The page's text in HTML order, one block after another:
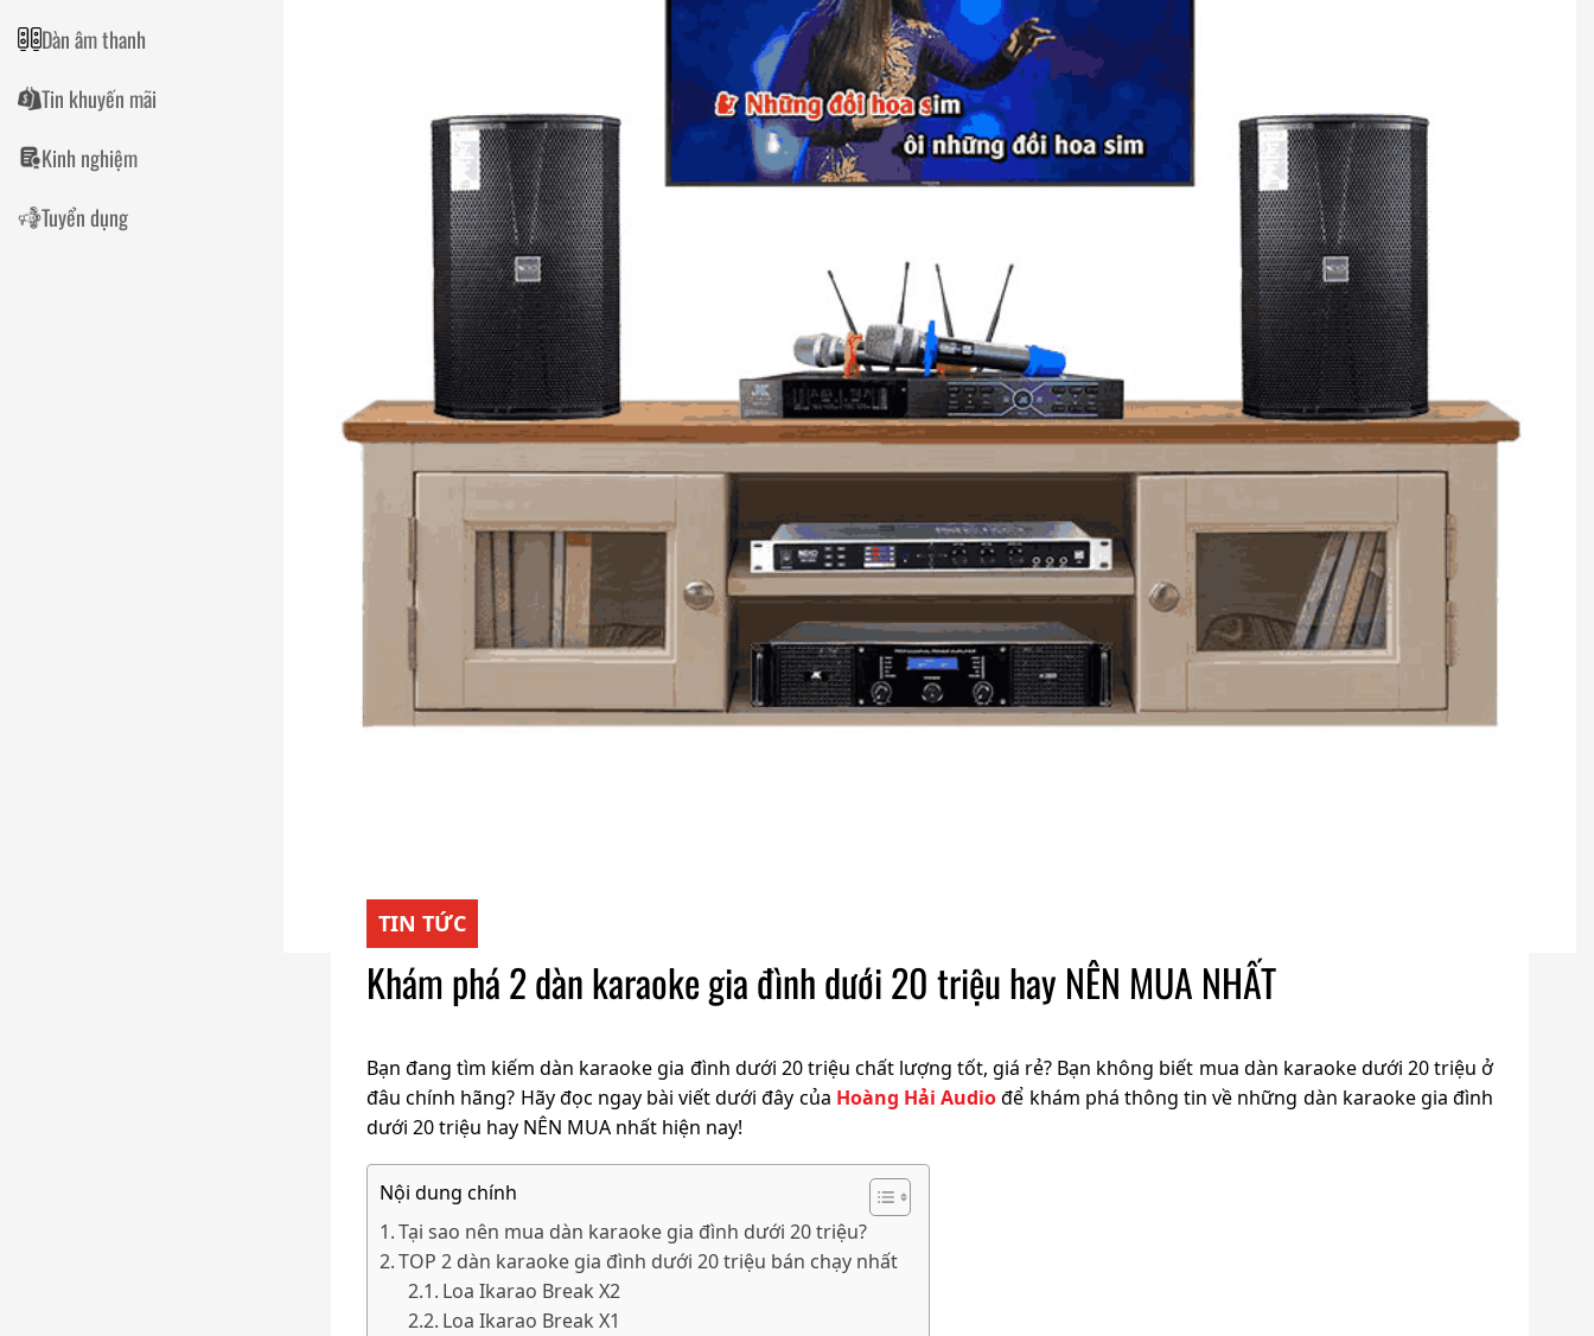
Dàn âm thanh
Tin khuyến mãi
Kinh nghiệm
Tuyển dụng
TIN TỨC
Khám phá 2 dàn karaoke gia đình dưới 20 triệu hay NÊN MUA NHẤT
Bạn đang tìm kiếmdàn karaoke gia đình dưới 20 triệu chất lượng tốt, giá rẻ? Bạn không biết mua dàn karaoke dưới 20 triệu ở
đâu chính hãng? Hãy đọc ngay bài viết dưới đây của Hoàng Hải Audiođể khám phá thông tin về những dàn karaoke gia đình
dưới 20 triệu hay NÊN MUA nhất hiện nay!
Nội dung chính
Tại sao nên mua dàn karaoke gia đình dưới 20 triệu?
TOP 2 dàn karaoke gia đình dưới 20 triệu bán chạy nhất
Loa Ikarao Break X2
Loa Ikarao Break X1